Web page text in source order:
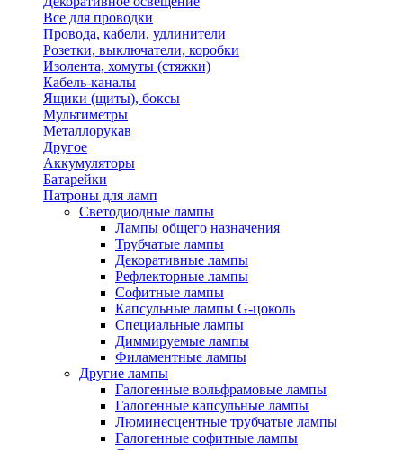
Все для проводки
Провода, кабели, удлинители
Розетки, выключатели, коробки
Изолента, хомуты (стяжки)
Кабель-каналы
Ящики (щиты), боксы
Мультиметры
Металлорукав
Другое
Аккумуляторы
Батарейки
Патроны для ламп
Светодиодные лампы
Лампы общего назначения
Трубчатые лампы
Декоративные лампы
Рефлекторные лампы
Софитные лампы
Капсульные лампы G-цоколь
Специальные лампы
Диммируемые лампы
Филаментные лампы
Другие лампы
Галогенные вольфрамовые лампы
Галогенные капсульные лампы
Люминесцентные трубчатые лампы
Галогенные софитные лампы